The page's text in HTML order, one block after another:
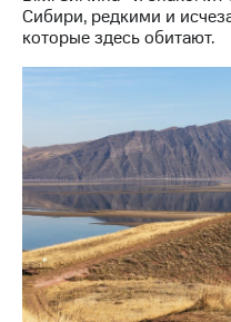
Описание
Программа
приобретения
акций
Дивиденды
Рынок
облигаций
Описание
Уведомление
о
Сибири, редкими и
которые здесь обитают.